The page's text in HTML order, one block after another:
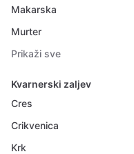
Makarska
Murter
Prikaži sve
Kvarnerski zaljev
Cres
Crikvenica
Krk